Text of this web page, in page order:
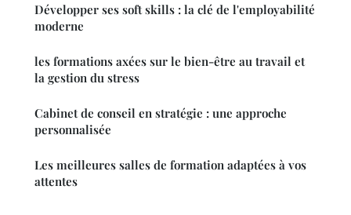
Développer ses soft skills : la clé de l'employabilité
moderne
les formations axées sur le bien-être au travail et
la gestion du stress
Cabinet de conseil en stratégie : une approche
personnalisée
Les meilleures salles de formation adaptées à vos
attentes